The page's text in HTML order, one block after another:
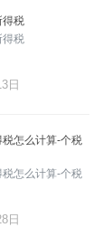
税
税
日
怎么计算-个税
怎么计算-个税
日